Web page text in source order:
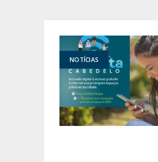
NOTÍCIAS